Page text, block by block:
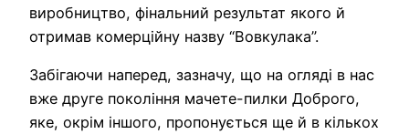
виробництво, фінальний результат якого й
отримав комерційну назву “Вовкулака”.
Забігаючи наперед, зазначу, що на огляді в нас
вже друге покоління мачете-пилки Доброго,
яке, окрім іншого, пропонується ще й в кількох